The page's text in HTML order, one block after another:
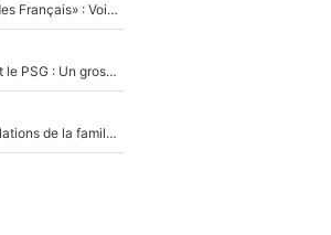
«C'est un beau salaire par rapport à 90 % des Français» : Voilà combien touchait Nelson Monfort sur France Télévisions avant de rejoindre CNews
Ferran Torres a pris sa décision concernant le PSG : Un gros club étranger prêt à relancer le feuilleton pour la signature du champion du monde 2026 !
«Il est très heureux et impatient» : Les révélations de la famille Zidane sur sa prise de pouvoir en équipe de France !